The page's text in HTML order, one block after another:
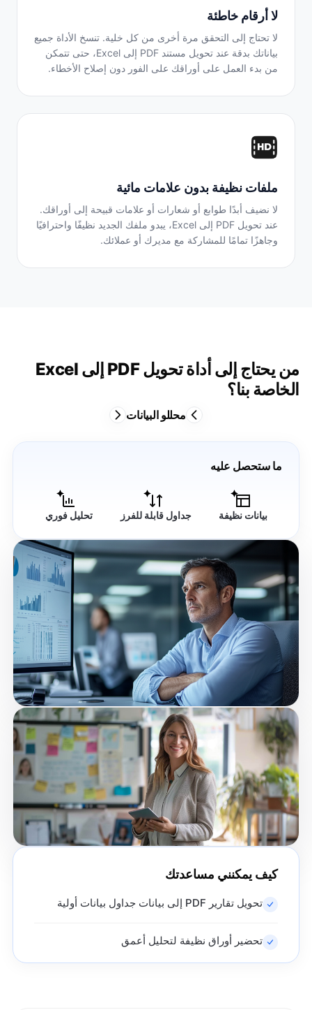
لا أرقام خاطئة
لا تحتاج إلى التحقق مرة أخرى من كل خلية. تنسخ الأداة جميع
بياناتك بدقة عند تحويل مستند PDF إلى Excel، حتى تتمكن
من بدء العمل على أوراقك على الفور دون إصلاح الأخطاء.
ملفات نظيفة بدون علامات مائية
لا نضيف أبدًا طوابع أو شعارات أو علامات قبيحة إلى أوراقك.
عند تحويل PDF إلى Excel، يبدو ملفك الجديد نظيفًا واحترافيًا
وجاهزًا تمامًا للمشاركة مع مديرك أو عملائك.
من يحتاج إلى أداة تحويل PDF إلى Excel
الخاصة بنا؟
محللو البيانات
ما ستحصل عليه
بيانات نظيفة جداول قابلة للفرز تحليل فوري
كيف يمكنني مساعدتك
تحويل تقارير PDF إلى بيانات جداول بيانات أولية
تحضير أوراق نظيفة لتحليل أعمق